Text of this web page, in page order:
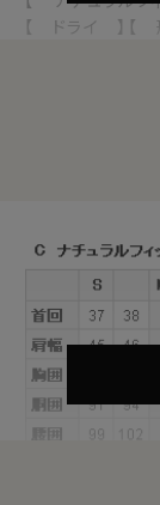
【 ドライ 】【
1年を通して快
クールマックス
ライ素材
・衣服内をドラ
・シワになりにく
・洗濯後の乾き
これらの特長を